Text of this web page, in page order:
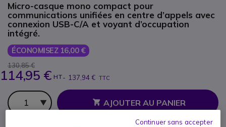
Micro-casque mono compact pour
communications unifiées en centre d’appels avec
connexion USB-C/A et voyant d’occupation
intégré.
ÉCONOMISEZ 16,00 €
130,85 €
114,95 € HT- 137,94 € TTC
Qté
AJOUTER AU PANIER
Continuer sans accepter